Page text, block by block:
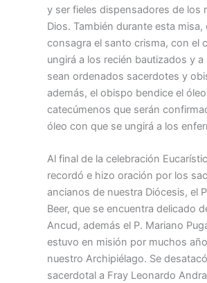
y ser fieles dispensadores de los
Dios. También durante esta misa,
consagra el santo crisma, con el
ungirá a los recién bautizados y a
sean ordenados sacerdotes y
además, el obispo bendice el
catecúmenos que serán
óleo con que se ungirá a los
Al final de la celebración
recordó e hizo oración por los
ancianos de nuestra Diócesis, el
Beer, que se encuentra delicado
Ancud, además el P. Mariano
estuvo en misión por muchos
nuestro Archipiélago. Se
sacerdotal a Fray Leonardo